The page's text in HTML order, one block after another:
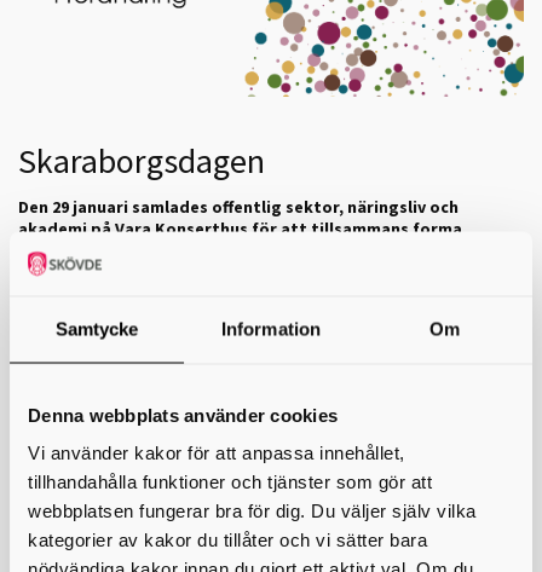
Samtycke Information Om
Denna webbplats använder cookies
Vi använder kakor för att anpassa innehållet,
tillhandahålla funktioner och tjänster som gör att
webbplatsen fungerar bra för dig. Du väljer själv vilka
kategorier av kakor du tillåter och vi sätter bara
Skaraborgsdagen
Den 29 januari samlades offentlig sektor, näringsliv och
akademi på Vara Konserthus för att tillsammans forma
framtidens Skaraborg. Skaraborgsdagen är den årliga
mötesplatsen där ledare och beslutsfattare möts för att
I en tid av snabb förändring, global osäkerhet och teknologiska
kraft.
Ledarskap i en föränderlig värld
Hur vi kan leda när spelplanen ständigt förändras.
Näringslivets ledarskap i Skaraborg
Hur innovation, tradition och hållbarhet möts i praktiken.